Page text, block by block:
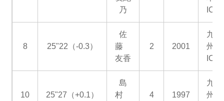
乃
IC
8 25"22（-0.3）
佐
藤
友香
2 2001
九
州
IC
10 25"27（+0.1）
島
村
4 1997
九
州